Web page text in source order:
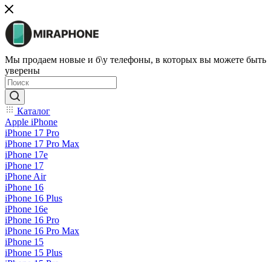
Мы продаем новые и б\у телефоны, в которых вы можете быть
уверены
Каталог
Apple iPhone
iPhone 17 Pro
iPhone 17 Pro Max
iPhone 17e
iPhone 17
iPhone Air
iPhone 16
iPhone 16 Plus
iPhone 16e
iPhone 16 Pro
iPhone 16 Pro Max
iPhone 15
iPhone 15 Plus